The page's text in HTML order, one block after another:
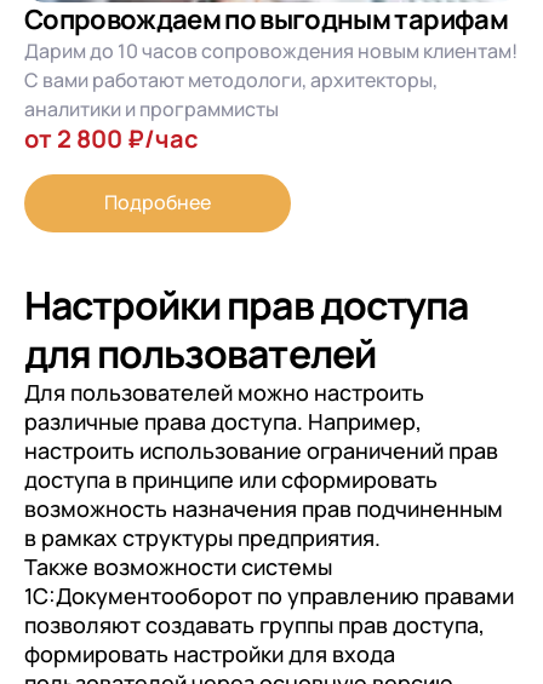
Сопровождаем по выгодным тарифам
Дарим до 10 часов сопровождения новым клиентам!
С вами работают методологи, архитекторы,
аналитики и программисты
от 2 800 ₽/час
Подробнее
Настройки прав доступа
для пользователей
Для пользователей можно настроить
различные права доступа. Например,
настроить использование ограничений прав
доступа в принципе или сформировать
возможность назначения прав подчиненным
в рамках структуры предприятия.
Также возможности системы
1С:Документооборот по управлению правами
позволяют создавать группы прав доступа,
формировать настройки для входа